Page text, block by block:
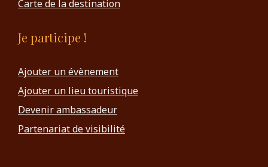
Carte de la destination
Je participe !
Ajouter un évènement
Ajouter un lieu touristique
Devenir ambassadeur
Partenariat de visibilité